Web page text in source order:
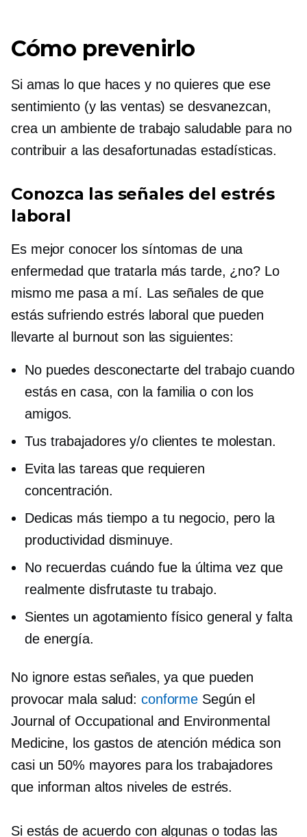
Cómo prevenirlo
Si amas lo que haces y no quieres que ese
sentimiento (y las ventas) se desvanezcan,
crea un ambiente de trabajo saludable para no
contribuir a las desafortunadas estadísticas.
Conozca las señales del estrés
laboral
Es mejor conocer los síntomas de una
enfermedad que tratarla más tarde, ¿no? Lo
mismo me pasa a mí. Las señales de que
estás sufriendo estrés laboral que pueden
llevarte al burnout son las siguientes:
No puedes desconectarte del trabajo cuando
estás en casa, con la familia o con los
amigos.
Tus trabajadores y/o clientes te molestan.
Evita las tareas que requieren
concentración.
Dedicas más tiempo a tu negocio, pero la
productividad disminuye.
No recuerdas cuándo fue la última vez que
realmente disfrutaste tu trabajo.
Sientes un agotamiento físico general y falta
de energía.
No ignore estas señales, ya que pueden
provocar mala salud: conforme Según el
Journal of Occupational and Environmental
Medicine, los gastos de atención médica son
casi un 50% mayores para los trabajadores
que informan altos niveles de estrés.
Si estás de acuerdo con algunas o todas las